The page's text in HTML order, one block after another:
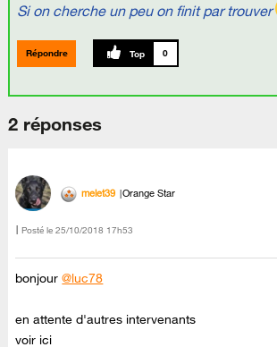
Si on cherche un peu on finit par trouver
Répondre 0
2 réponses
melet39 Orange Star
Posté le ‎25/10/2018 17h53
bonjour@luc78
en attente d'autres intervenants
voir ici